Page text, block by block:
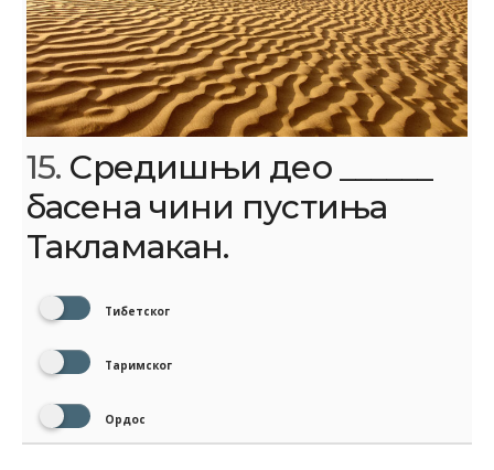
15. Средишњи део ______
басена чини пустиња
Такламакан.
Тибетског
Таримског
Ордос